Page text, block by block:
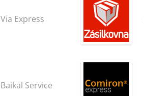
Via Express
Baikal Service